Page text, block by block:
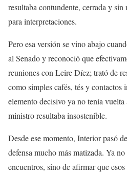
resultaba contundente, cerrada y
para interpretaciones.
Pero esa versión se vino abajo
al Senado y reconoció que
reuniones con Leire Díez; trató de
como simples cafés, tés y contactos
elemento decisivo ya no tenía
ministro resultaba insostenible.
Desde ese momento, Interior pasó
defensa mucho más matizada. Ya
encuentros, sino de afirmar que